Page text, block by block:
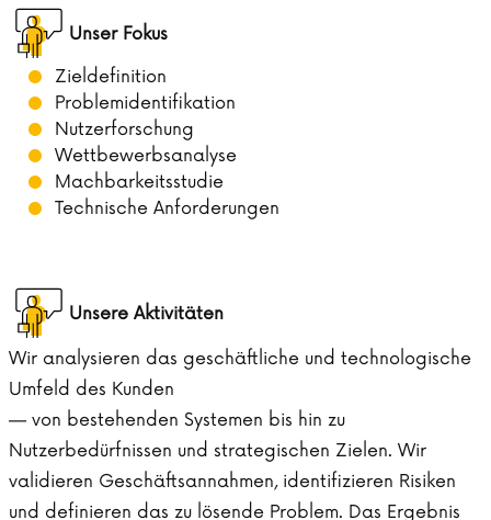
Unser Fokus
Zieldefinition
Problemidentifikation
Nutzerforschung
Wettbewerbsanalyse
Machbarkeitsstudie
Technische Anforderungen
Unsere Aktivitäten
Wir analysieren das geschäftliche und technologische
Umfeld des Kunden
— von bestehenden Systemen bis hin zu
Nutzerbedürfnissen und strategischen Zielen. Wir
validieren Geschäftsannahmen, identifizieren Risiken
und definieren das zu lösende Problem. Das Ergebnis